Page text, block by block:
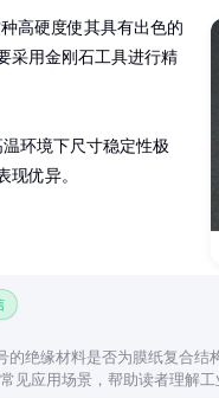
高硬度使其具有出色的
采用金刚石工具进行精
环境下尺寸稳定性极
现优异。
的绝缘材料是否为膜纸复合结
见应用场景，帮助读者理解工